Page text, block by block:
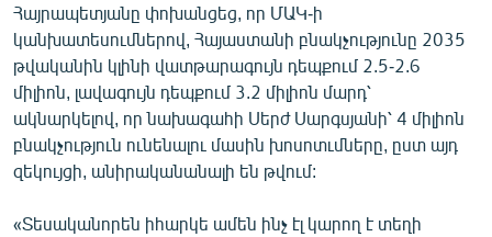
English
Русский
ՀԵՏԵՎԵՔ ՄԵԶ
Հայրապետյանը փոխանցեց, որ ՄԱԿ-ի
կանխատեսումներով, Հայաստանի բնակչությունը 2035
թվականին կլինի վատթարագույն դեպքում 2.5-2.6
միլիոն, լավագույն դեպքում 3.2 միլիոն մարդ՝
ակնարկելով, որ նախագահի Սերժ Սարգսյանի՝ 4 միլիոն
բնակչություն ունենալու մասին խոսոտւմները, ըստ այդ
զեկույցի, անիրականանալի են թվում:
«Տեսականորեն իհարկե ամեն ինչ էլ կարող է տեղի